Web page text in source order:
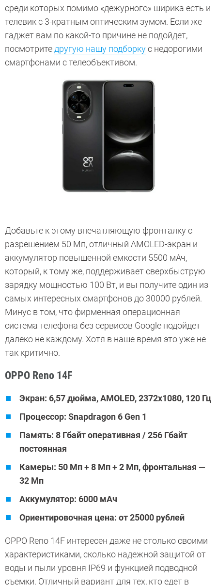
среди которых помимо «дежурного» ширика есть и
телевик с 3-кратным оптическим зумом. Если же
гаджет вам по какой-то причине не подойдет,
посмотрите другую нашу подборкус недорогими
смартфонами с телеобъективом.
Добавьте к этому впечатляющую фронталку с
разрешением 50 Мп, отличный AMOLED-экран и
аккумулятор повышенной емкости 5500 мАч,
который, к тому же, поддерживает сверхбыструю
зарядку мощностью 100 Вт, и вы получите один из
самых интересных смартфонов до 30000 рублей.
Минус в том, что фирменная операционная
система телефона без сервисов Google подойдет
далеко не каждому. Хотя в наше время это уже не
так критично.
OPPO Reno 14F
Экран: 6,57 дюйма, AMOLED, 2372х1080, 120 Гц
Процессор: Snapdragon 6 Gen 1
Память: 8 Гбайт оперативная / 256 Гбайт
постоянная
Камеры: 50 Мп + 8 Мп + 2 Мп, фронтальная —
32 Мп
Аккумулятор: 6000 мАч
Ориентировочная цена: от 25000 рублей
OPPO Reno 14F интересен даже не столько своими
характеристиками, сколько надежной защитой от
воды и пыли уровня IP69 и функцией подводной
съемки. Отличный вариант для тех, кто едет в